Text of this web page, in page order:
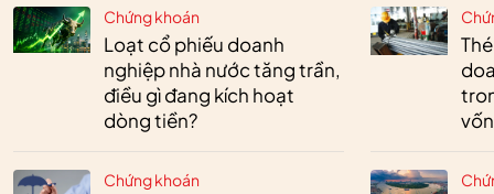
Chứng khoán
Loạt cổ phiếu doanh
nghiệp nhà nước tăng trần,
điều gì đang kích hoạt
dòng tiền?
Chứng khoán
vốn